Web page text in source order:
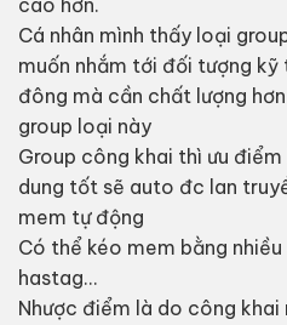
cao hơn.
Cá nhân mình thấy loại
muốn nhắm tới đối tượng kỹ
đông mà cần chất lượng
group loại này
Group công khai thì ưu
dung tốt sẽ auto đc lan
mem tự động
Có thể kéo mem bằng
hastag…
Nhược điểm là do công khai